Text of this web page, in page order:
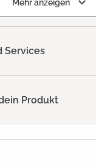
Mehr anzeigen
Services
Produkt